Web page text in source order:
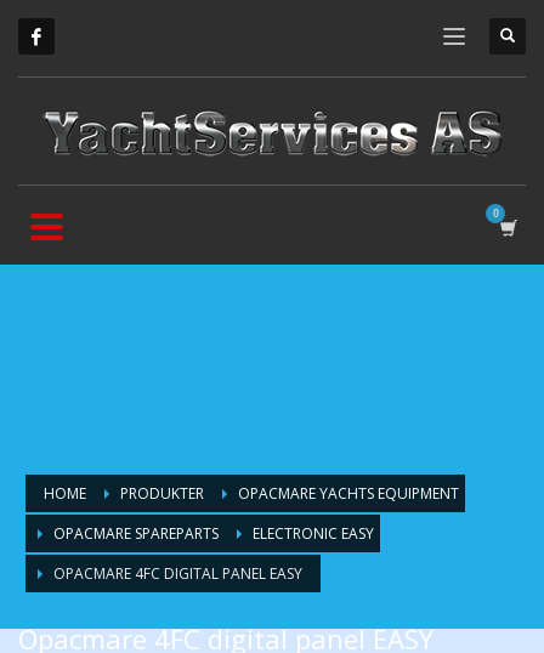
HOME PRODUKTER
OPACMARE YACHTS EQUIPMENT
OPACMARE SPAREPARTS
ELECTRONIC EASY
OPACMARE 4FC DIGITAL PANEL EASY
Opacmare 4FC digital panel EASY